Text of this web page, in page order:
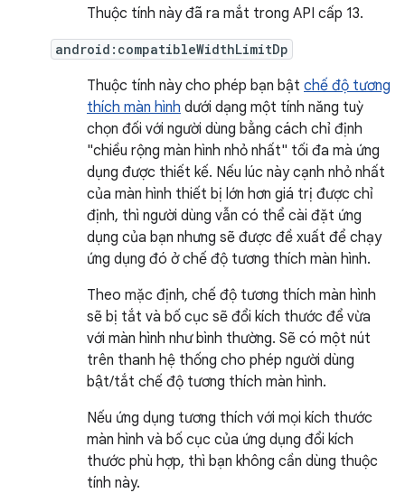
Thuộc tính này đã ra mắt trong API cấp 13.
android:compatibleWidthLimitDp
Thuộc tính này cho phép bạn bật chế độ tương
thích màn hình dưới dạng một tính năng tuỳ
chọn đối với người dùng bằng cách chỉ định
"chiều rộng màn hình nhỏ nhất" tối đa mà ứng
dụng được thiết kế. Nếu lúc này cạnh nhỏ nhất
của màn hình thiết bị lớn hơn giá trị được chỉ
định, thì người dùng vẫn có thể cài đặt ứng
dụng của bạn nhưng sẽ được đề xuất để chạy
ứng dụng đó ở chế độ tương thích màn hình.
Theo mặc định, chế độ tương thích màn hình
sẽ bị tắt và bố cục sẽ đổi kích thước để vừa
với màn hình như bình thường. Sẽ có một nút
trên thanh hệ thống cho phép người dùng
bật/tắt chế độ tương thích màn hình.
Nếu ứng dụng tương thích với mọi kích thước
màn hình và bố cục của ứng dụng đổi kích
thước phù hợp, thì bạn không cần dùng thuộc
tính này.